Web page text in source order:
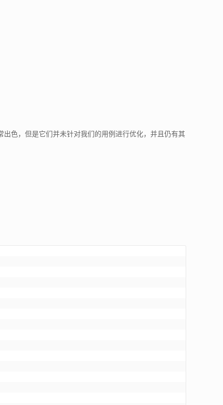
，但是它们并未针对我们的用例进行优化，并且仍有其